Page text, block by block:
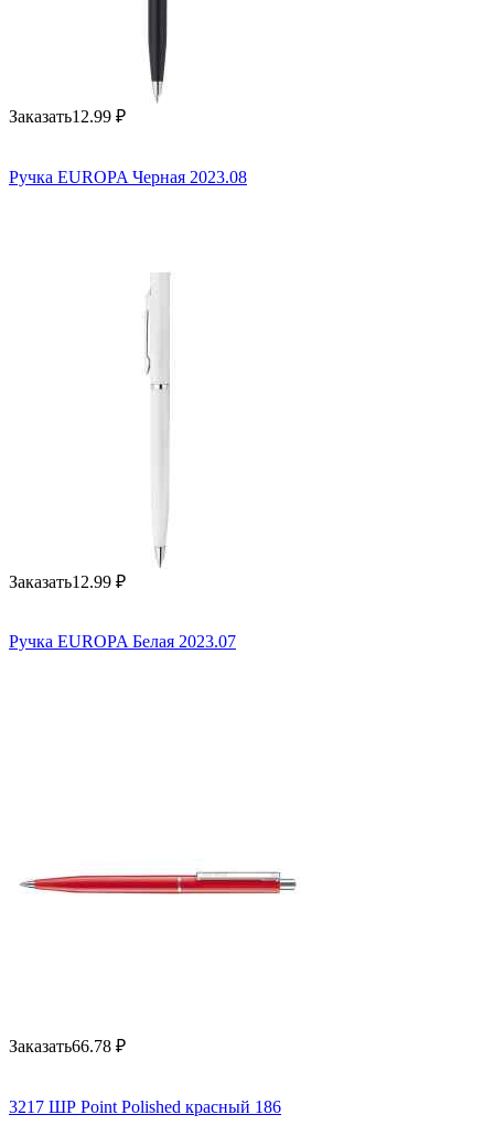
Заказать12.99 ₽
Ручка EUROPA Черная 2023.08
Заказать12.99 ₽
Ручка EUROPA Белая 2023.07
Заказать66.78 ₽
3217 ШР Point Polished красный 186